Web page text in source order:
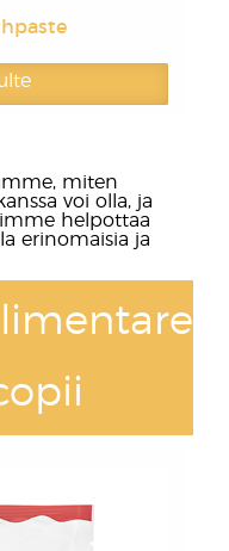
miten
voi olla, ja
helpottaa
erinomaisia ja